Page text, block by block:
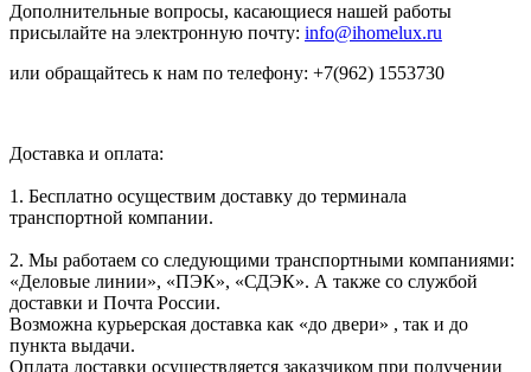
Дополнительные вопросы, касающиеся нашей работы
присылайте на электронную почту: info@ihomelux.ru
или обращайтесь к нам по телефону: +7(962) 1553730
Доставка и оплата:
1. Бесплатно осуществим доставку до терминала
транспортной компании.
2. Мы работаем со следующими транспортными компаниями:
«Деловые линии», «ПЭК», «СДЭК». А также со службой
доставки и Почта России.
Возможна курьерская доставка как «до двери» , так и до
пункта выдачи.
Оплата доставки осуществляется заказчиком при получении